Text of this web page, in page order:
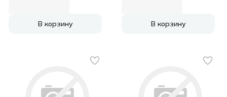
В корзину В корзину